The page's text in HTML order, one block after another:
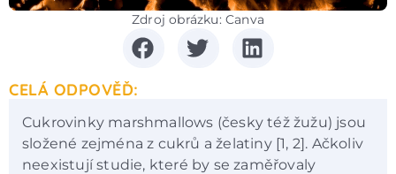
Zdroj obrázku: Canva
CELÁ ODPOVĚĎ:
Cukrovinky marshmallows (česky též žužu) jsou
složené zejména z cukrů a želatiny [1, 2]. Ačkoliv
neexistují studie, které by se zaměřovaly